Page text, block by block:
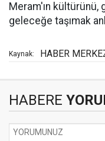
Meram'ın kültürünü,
geleceğe taşımak
Kaynak: HABER
HABERE